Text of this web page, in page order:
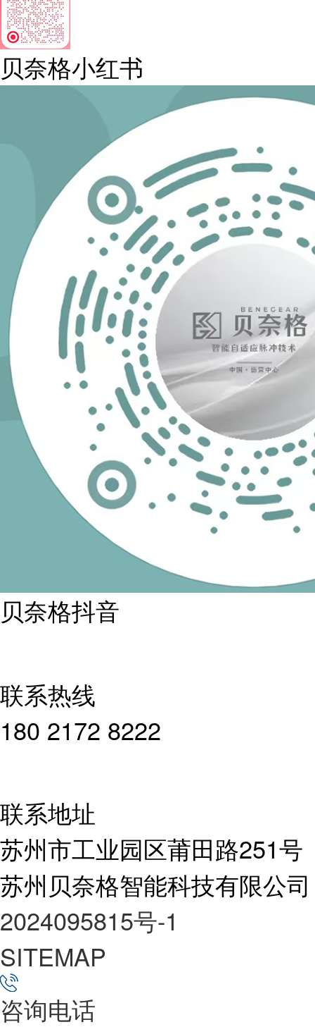
贝奈格小红书
贝奈格抖音
联系热线
180 2172 8222
联系地址
苏州市工业园区莆田路251号
苏州贝奈格智能科技有限公
2024095815号-1
SITEMAP
咨询电话